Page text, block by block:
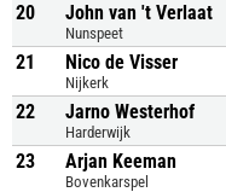
20 John van 't Verlaat
Nunspeet
21 Nico de Visser
Nijkerk
22 Jarno Westerhof
Harderwijk
23 Arjan Keeman
Bovenkarspel